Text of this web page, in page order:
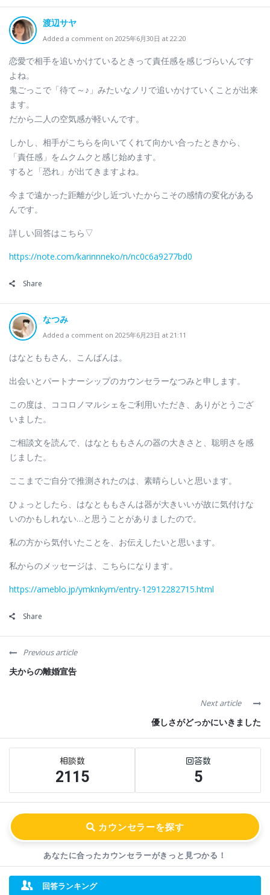
渡辺サヤ
Added a comment on 2025年6月30日 at 22:20
恋愛で相手を追いかけているときって責任感を感じづらいんです
よね。
鬼ごっこで「待て～♪」みたいなノリで追いかけていくことが出来
ます。
だから二人の空気感が軽いんです。
しかし、相手がこちらを向いてくれて向かい合ったときから、
「責任感」をムクムクと感じ始めます。
すると「恐れ」が出てきますよね。
今まで遠かった距離が少し近づいたからこその感情の変化がある
んです。
詳しい回答はこちら▽
https://note.com/karinnneko/n/nc0c6a9277bd0
Share
なつみ
Added a comment on 2025年6月23日 at 21:11
はなとももさん、こんばんは。
出会いとパートナーシップのカウンセラーなつみと申します。
この度は、ココロノマルシェをご利用いただき、ありがとうござ
いました。
ご相談文を読んで、はなとももさんの器の大きさと、聡明さを感
じました。
ここまでご自分で推測されたのは、素晴らしいと思います。
ひょっとしたら、はなとももさんは器が大きいいが故に気付けな
いのかもしれない…と思うことがありましたので。
私の方から気付いたことを、お伝えしたいと思います。
私からのメッセージは、こちらになります。
https://ameblo.jp/ymknkym/entry-12912282715.html
Share
Previous article
夫からの離婚宣告
Next article
優しさがどっかにいきました
Sidebar
2115 5
あなたに合ったカウンセラーがきっと見つかる！
回答ランキング